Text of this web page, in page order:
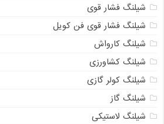
شیلنگ فشار قوی
شیلنگ فشار قوی فن کویل
شیلنگ کارواش
شیلنگ کشاورزی
شیلنگ کولر گازی
شیلنگ گاز
شیلنگ لاستیکی